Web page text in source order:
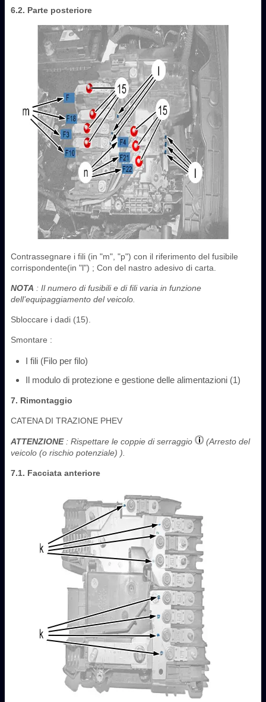
6.2. Parte posteriore
Contrassegnare i fili (in "m", "p") con il riferimento del fusibile
corrispondente(in "l") ; Con del nastro adesivo di carta.
NOTA : Il numero di fusibili e di fili varia in funzione
dell’equipaggiamento del veicolo.
Sbloccare i dadi (15).
Smontare :
I fili (Filo per filo)
Il modulo di protezione e gestione delle alimentazioni (1)
7. Rimontaggio
CATENA DI TRAZIONE PHEV
ATTENZIONE: Rispettare le coppie di serraggio
(Arresto del
veicolo (o rischio potenziale) ).
7.1. Facciata anteriore